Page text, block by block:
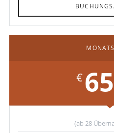
€
65
(ab 28